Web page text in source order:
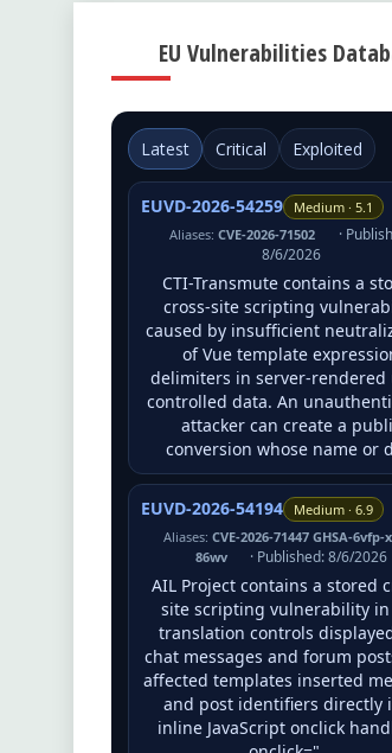
EU Vulnerabilities
Latest Critical Exploited
EUVD-2026-54259
Medium · 5.1
Aliases:CVE-2026-71502
·
8/6/2026
CTI-Transmute contains a
cross-site scripting
caused by insufficient
of Vue template
delimiters in server-rendered
controlled data. An
attacker can create a
conversion whose name or
EUVD-2026-54194
Medium · 6.9
Aliases:CVE-2026-71447 GHSA-6vfp-
86wv
· Published: 8/6/2026
AIL Project contains a stored
site scripting vulnerability
translation controls
chat messages and forum
affected templates inserted
and post identifiers directly
inline JavaScript onclick